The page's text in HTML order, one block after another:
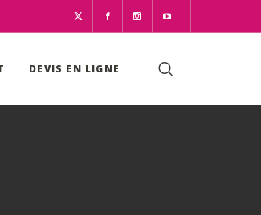
DEVIS EN LIGNE